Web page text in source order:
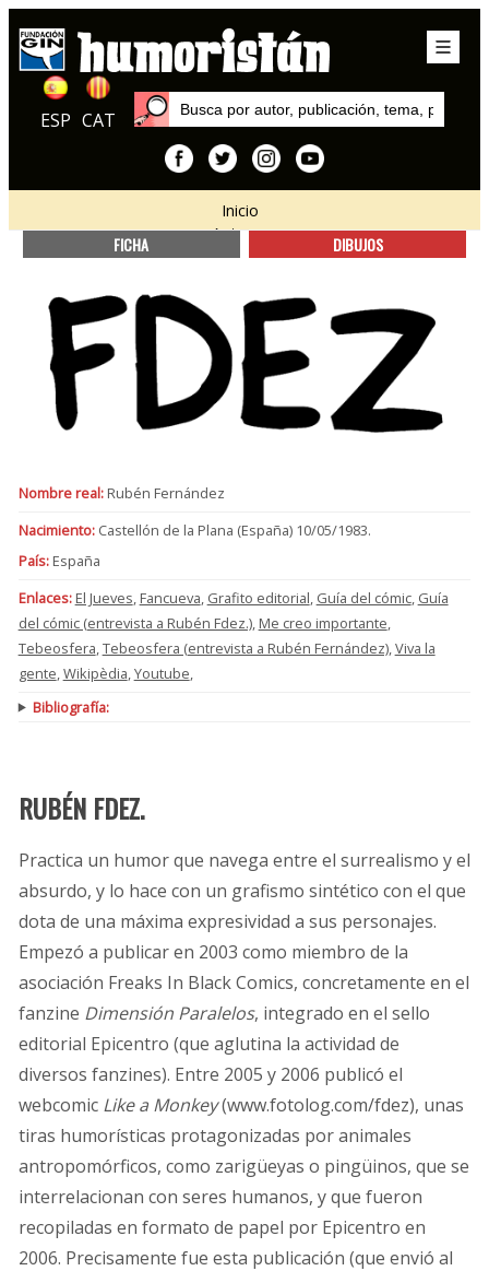
ESP CAT
Inicio
Autores
FICHA DIBUJOS
Nombre real:Rubén Fernández
Nacimiento:Castellón de la Plana (España) 10/05/1983.
País:España
Enlaces: El Jueves, Fancueva, Grafito editorial, Guía del cómic, Guía
del cómic (entrevista a Rubén Fdez.), Me creo importante,
Tebeosfera,Tebeosfera (entrevista a Rubén Fernández),Viva la
gente,Wikipèdia,Youtube,
Bibliografía:
RUBÉN FDEZ.
Practica un humor que navega entre el surrealismo y el
absurdo, y lo hace con un grafismo sintético con el que
dota de una máxima expresividad a sus personajes.
Empezó a publicar en 2003 como miembro de la
asociación Freaks In Black Comics, concretamente en el
fanzine Dimensión Paralelos, integrado en el sello
editorial Epicentro (que aglutina la actividad de
diversos fanzines). Entre 2005 y 2006 publicó el
webcomic Like a Monkey(www.fotolog.com/fdez), unas
tiras humorísticas protagonizadas por animales
antropomórficos, como zarigüeyas o pingüinos, que se
interrelacionan con seres humanos, y que fueron
recopiladas en formato de papel por Epicentro en
2006. Precisamente fue esta publicación (que envió al